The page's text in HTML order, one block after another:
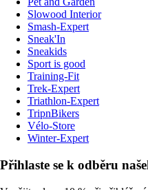
Slowood Interior
Smash-Expert
Sneak'In
Sneakids
Sport is good
Training-Fit
Trek-Expert
Triathlon-Expert
TripnBikers
Vélo-Store
Winter-Expert
Přihlaste se k odběru